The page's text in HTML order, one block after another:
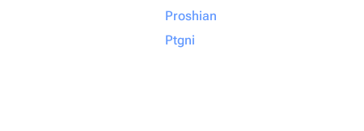
Proshian
Ptgni